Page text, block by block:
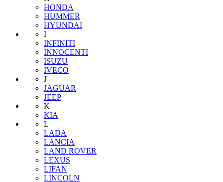
HONDA
HUMMER
HYUNDAI
I
INFINITI
INNOCENTI
ISUZU
IVECO
J
JAGUAR
JEEP
K
KIA
L
LADA
LANCIA
LAND ROVER
LEXUS
LIFAN
LINCOLN